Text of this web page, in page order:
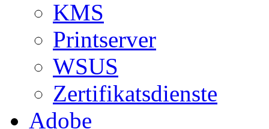
KMS
Printserver
WSUS
Zertifikatsdienste
Adobe